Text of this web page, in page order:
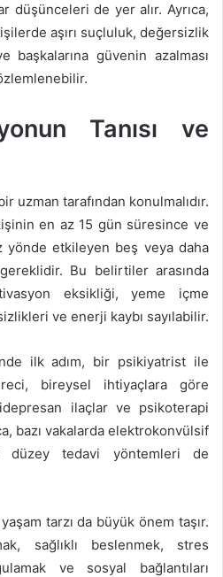
düşünceleri de yer alır. Ayrıca,
aşırı suçluluk, değersizlik
başkalarına güvenin azalması
Tanısı ve
uzman tarafından konulmalıdır.
en az 15 gün süresince ve
yönde etkileyen beş veya daha
Bu belirtiler arasında
eksikliği, yeme içme
ve enerji kaybı sayılabilir.
ilk adım, bir psikiyatrist ile
bireysel ihtiyaçlara göre
ilaçlar ve psikoterapi
bazı vakalarda elektrokonvülsif
tedavi yöntemleri de
tarzı da büyük önem taşır.
sağlıklı beslenmek, stres
ve sosyal bağlantıları